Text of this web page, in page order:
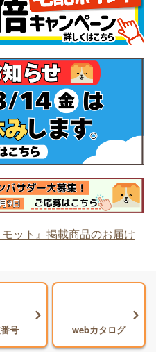
ット』掲載商品のお届け
号 webカタログ